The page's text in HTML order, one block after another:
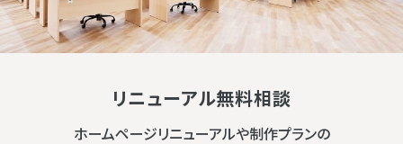
リニューアル無料相談
ホームページリニューアルや制作プランの